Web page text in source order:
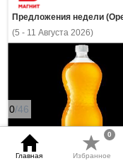
0/46
(5 - 11 Августа 2026)
Главная Избранное
0